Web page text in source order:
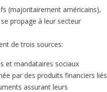
(majoritairement américains),
propage à leur secteur
de trois sources:
et mandataires sociaux
par des produits financiers liés
assurant leurs